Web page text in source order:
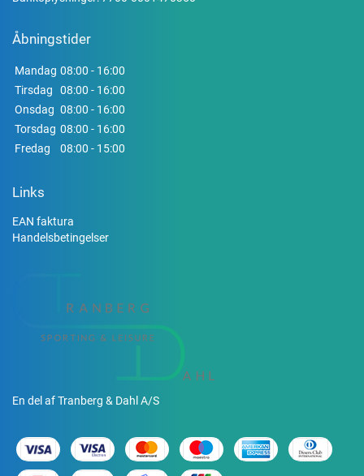
Åbningstider
Mandag 08:00 - 16:00
Tirsdag
08:00 - 16:00
Onsdag 08:00 - 16:00
Torsdag 08:00 - 16:00
Fredag
08:00 - 15:00
Links
EAN faktura
Handelsbetingelser
En del af Tranberg & Dahl A/S